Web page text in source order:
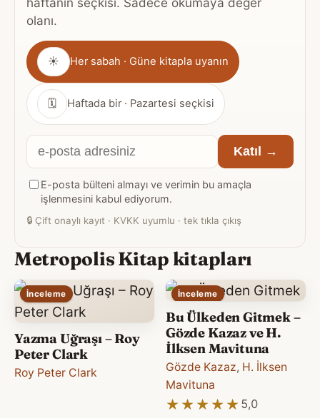
olanı.
Gönderim
sıklığı
☀ Her sabah · Güne kitapla uyanın
🗓 Haftada bir · Pazartesi seçkisi
E-
posta
adresiniz
Katıl →
E-posta bülteni almayı ve verimin bu amaçla
işlenmesini kabul ediyorum.
🔒 Çift onaylı kayıt · KVKK uyumlu · tek tıkla çıkış
Metropolis Kitap kitapları
İnceleme
Yazma Uğraşı – Roy
Peter Clark
Roy Peter Clark
İnceleme
Bu Ülkeden Gitmek –
Gözde Kazaz ve H.
İlksen Mavituna
Gözde Kazaz, H. İlksen
Mavituna
★★★★★
★★★★★ 5,0